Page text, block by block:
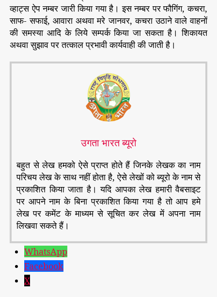
व्हाट्स ऐप नम्बर जारी किया गया है। इस नम्बर पर फौगिंग, कचरा,
साफ- सफाई, आवारा अथवा मरे जानवर, कचरा उठाने वाले वाहनों
की समस्या आदि के लिये सम्पर्क किया जा सकता है। शिकायत
अथवा सुझाव पर तत्काल प्रभावी कार्यवाही की जाती है।
उगता भारत ब्यूरो
बहुत से लेख हमको ऐसे प्राप्त होते हैं जिनके लेखक का नाम
परिचय लेख के साथ नहीं होता है, ऐसे लेखों को ब्यूरो के नाम से
प्रकाशित किया जाता है। यदि आपका लेख हमारी वैबसाइट
पर आपने नाम के बिना प्रकाशित किया गया है तो आप हमे
लेख पर कमेंट के माध्यम से सूचित कर लेख में अपना नाम
लिखवा सकते हैं।
WhatsApp
Facebook
X